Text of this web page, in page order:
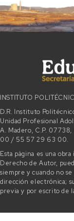
INSTITUTO
D.R. Instituto
Unidad Profesional
A. Madero, C.P.
00 / 55 57 29 63 00.
Esta página es una
Derecho de Autor,
siempre y cuando no
dirección electrónica;
previa y por escrito de